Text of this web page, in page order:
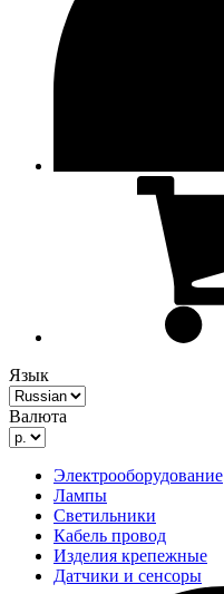
Язык
Валюта
Электрооборудование
Лампы
Светильники
Кабель провод
Изделия крепежные
Датчики и сенсоры